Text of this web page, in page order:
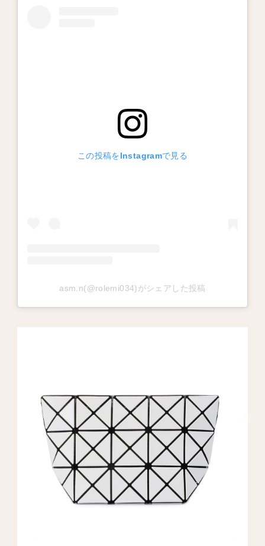
この投稿をInstagramで見る
asm.n(@rolemi034)がシェアした投稿